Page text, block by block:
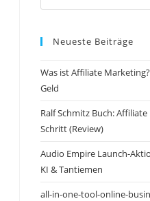
Neueste Beiträge
Was ist Affiliate
Geld
Ralf Schmitz Buch:
Schritt (Review)
Audio Empire Launch-
KI & Tantiemen
all-in-one-tool-online-